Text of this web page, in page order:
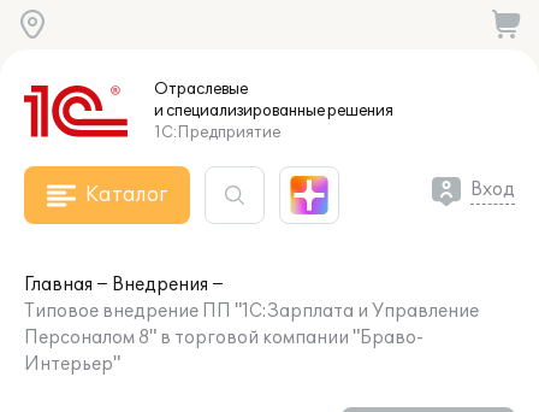
Отраслевые
и специализированныерешения
1С:Предприятие
Каталог Вход
Главная
Внедрения
Типовое внедрение ПП "1С:Зарплата и Управление
Персоналом 8" в торговой компании "Браво-
Интерьер"